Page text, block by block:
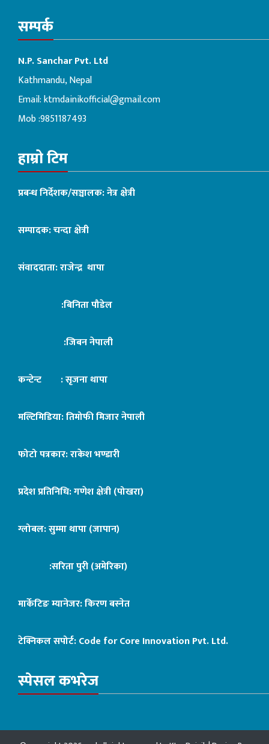
सम्पर्क
N.P. Sanchar Pvt. Ltd
Kathmandu, Nepal
Email:ktmdainikofficial@gmail.com
Mob :9851187493
हाम्रो टिम
प्रबन्ध निर्देशक/सञ्चालक: नेत्र क्षेत्री
सम्पादक: चन्दा क्षेत्री
संवाददाता: राजेन्द्र थापा
:बिनिता पौडेल
:जिबन नेपाली
कन्टेन्ट : सृजना थापा
मल्टिमिडिया: तिमोफी मिजार नेपाली
फोटो पत्रकार: राकेश भण्डारी
प्रदेश प्रतिनिधि: गणेश क्षेत्री (पोखरा)
ग्लोबल: सुम्मा थापा (जापान)
:सरिता पुरी (अमेरिका)
मार्केटिङ म्यानेजर: किरण बस्नेत
टेक्निकल सपोर्ट:Code for Core Innovation Pvt. Ltd.
स्पेसल कभरेज